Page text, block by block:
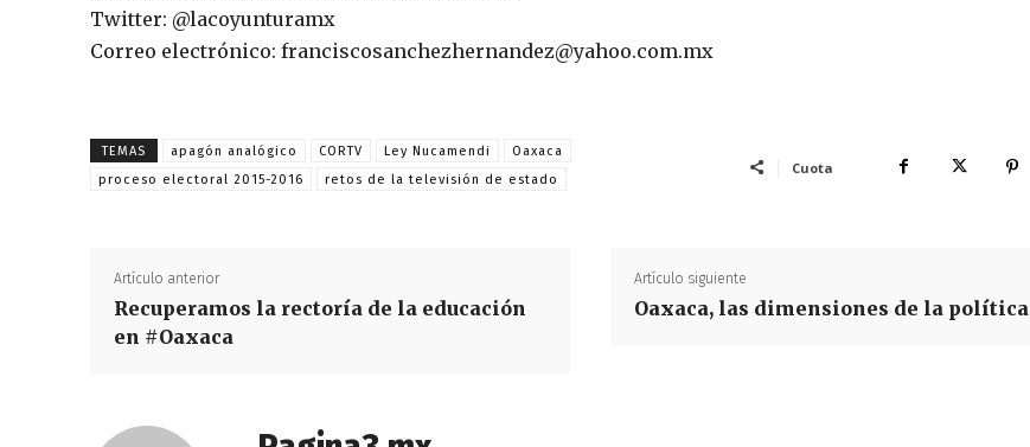
Twitter: @lacoyunturamx
Correo electrónico: franciscosanchezhernandez@yahoo.com.mx
TEMAS apagón analógico CORTV Ley Nucamendi
Oaxaca
proceso electoral 2015-2016
retos de la televisión de estado
Cuota
Artículo anterior
Recuperamos la rectoría de la educación
en #Oaxaca
Artículo siguiente
Oaxaca, las dimensiones de la política